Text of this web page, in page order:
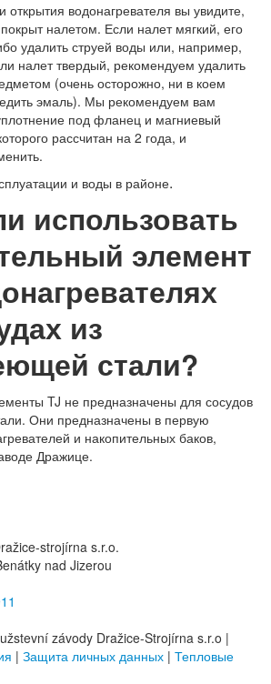
открытия водонагревателя вы увидите,
налетом. Если налет мягкий, его
удалить струей воды или, например,
налет твердый, рекомендуем удалить
(очень осторожно, ни в коем
эмаль). Мы рекомендуем вам
под фланец и магниевый
рассчитан на 2 года, и
и воды в районе.
использовать
элемент
из
стали?
TJ не предназначены для сосудов
Они предназначены в первую
и накопительных баков,
Дражице.
strojírna s.r.o.
nad Jizerou
závody Dražice-Strojírna s.r.o |
| Защита личных данных | Тепловые